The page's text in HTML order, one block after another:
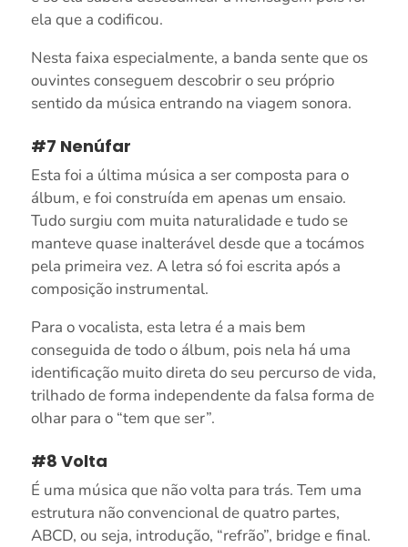
ela que a codificou.
Nesta faixa especialmente, a banda sente que os
ouvintes conseguem descobrir o seu próprio
sentido da música entrando na viagem sonora.
#7 Nenúfar
Esta foi a última música a ser composta para o
álbum, e foi construída em apenas um ensaio.
Tudo surgiu com muita naturalidade e tudo se
manteve quase inalterável desde que a tocámos
pela primeira vez. A letra só foi escrita após a
composição instrumental.
Para o vocalista, esta letra é a mais bem
conseguida de todo o álbum, pois nela há uma
identificação muito direta do seu percurso de vida,
trilhado de forma independente da falsa forma de
olhar para o “tem que ser”.
#8 Volta
É uma música que não volta para trás. Tem uma
estrutura não convencional de quatro partes,
ABCD, ou seja, introdução, “refrão”, bridge e final.